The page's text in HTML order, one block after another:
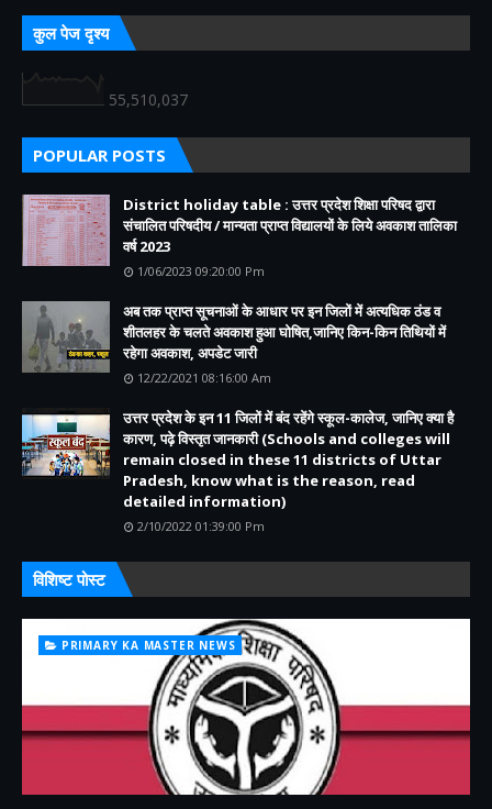
कुल पेज दृश्य
55,510,037
POPULAR POSTS
District holiday table : उत्तर प्रदेश शिक्षा परिषद द्वारा
संचालित परिषदीय / मान्यता प्राप्त विद्यालयों के लिये अवकाश तालिका
वर्ष 2023
1/06/2023 09:20:00 Pm
अब तक प्राप्त सूचनाओं के आधार पर इन जिलों में अत्यधिक ठंड व
शीतलहर के चलते अवकाश हुआ घोषित,जानिए किन-किन तिथियों में
रहेगा अवकाश, अपडेट जारी
12/22/2021 08:16:00 Am
उत्तर प्रदेश के इन 11 जिलों में बंद रहेंगे स्कूल-कालेज, जानिए क्या है
कारण, पढ़े विस्तृत जानकारी (Schools and colleges will
remain closed in these 11 districts of Uttar
Pradesh, know what is the reason, read
detailed information)
2/10/2022 01:39:00 Pm
विशिष्ट पोस्ट
PRIMARY KA MASTER NEWS